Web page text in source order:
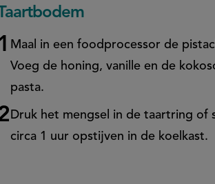
Taartbodem
Maal in een foodprocessor de
Voeg de honing, vanille en de
pasta.
Druk het mengsel in de taartring of
circa 1 uur opstijven in de koelkast.